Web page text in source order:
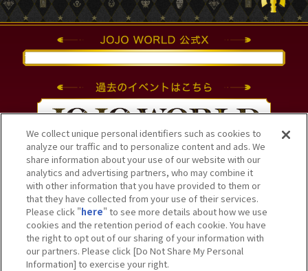
Tweets by JOJO_WORLD2021
We collect unique personal identifiers such as cookies to
analyze our traffic and to personalize content and ads. We
share information about your use of our website with our
analytics and advertising partners, who may combine it
with other information that you have provided to them or
that they have collected from your use of their services.
Please click "here" to see more details about how we use
cookies and the retention period of each cookie. You have
the right to opt out of our sharing of your information with
our partners. Please click [Do Not Share My Personal
Information] to exercise your right.